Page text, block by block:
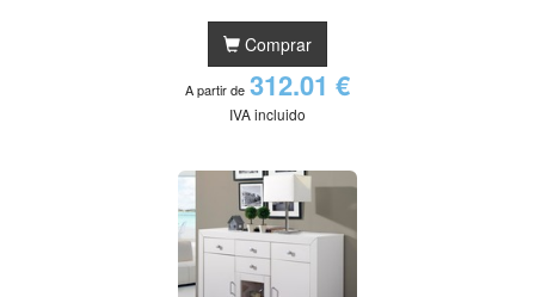
Comprar
A partir de 312.01 €
IVA incluido